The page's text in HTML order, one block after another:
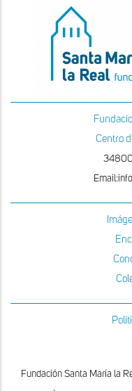
Centro
34800
Fundación Santa María la